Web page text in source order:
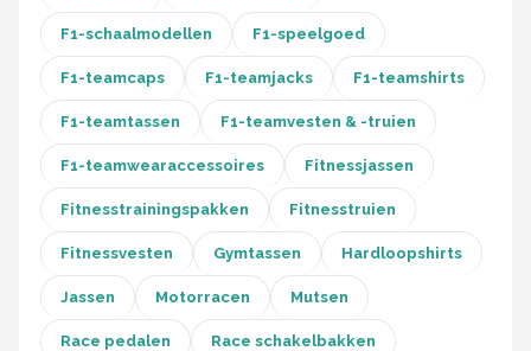
Hot Wheels
Ferrari
Thrustmaster
Next Level Racing
Oracle Red Bull Racing
Playseat®
F1-schaalmodellen F1-speelgoed
F1-teamcaps F1-teamjacks F1-teamshirts
F1-teamtassen F1-teamvesten & -truien
F1-teamwearaccessoires Fitnessjassen
Fitnesstrainingspakken Fitnesstruien
Fitnessvesten Gymtassen Hardloopshirts
Jassen Motorracen Mutsen
Race pedalen Race schakelbakken